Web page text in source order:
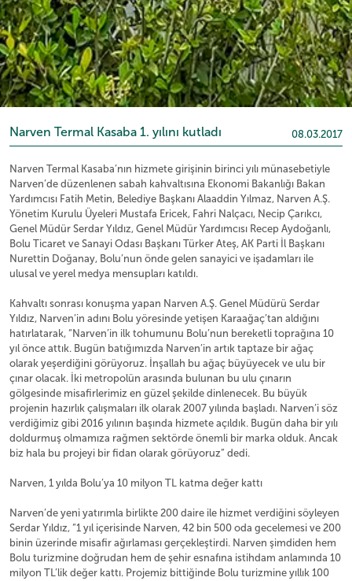
Narven Termal Kasaba 1. yılını kutladı 08.03.2017
Narven Termal Kasaba’nın hizmete girişinin birinci yılı münasebetiyle
Narven’de düzenlenen sabah kahvaltısına Ekonomi Bakanlığı Bakan
Yardımcısı Fatih Metin, Belediye Başkanı Alaaddin Yılmaz, Narven A.Ş.
Yönetim Kurulu Üyeleri Mustafa Ericek, Fahri Nalçacı, Necip Çarıkcı,
Genel Müdür Serdar Yıldız, Genel Müdür Yardımcısı Recep Aydoğanlı,
Bolu Ticaret ve Sanayi Odası Başkanı Türker Ateş, AK Parti İl Başkanı
Nurettin Doğanay, Bolu’nun önde gelen sanayici ve işadamları ile
ulusal ve yerel medya mensupları katıldı.
Kahvaltı sonrası konuşma yapan Narven A.Ş. Genel Müdürü Serdar
Yıldız, Narven’in adını Bolu yöresinde yetişen Karaağaç’tan aldığını
hatırlatarak, “Narven’in ilk tohumunu Bolu’nun bereketli toprağına 10
yıl önce attık. Bugün batığımızda Narven’in artık taptaze bir ağaç
olarak yeşerdiğini görüyoruz. İnşallah bu ağaç büyüyecek ve ulu bir
çınar olacak. İki metropolün arasında bulunan bu ulu çınarın
gölgesinde misafirlerimiz en güzel şekilde dinlenecek. Bu büyük
projenin hazırlık çalışmaları ilk olarak 2007 yılında başladı. Narven’i söz
verdiğimiz gibi 2016 yılının başında hizmete açıldık. Bugün daha bir yılı
doldurmuş olmamıza rağmen sektörde önemli bir marka olduk. Ancak
biz hala bu projeyi bir fidan olarak görüyoruz” dedi.
Narven, 1 yılda Bolu’ya 10 milyon TL katma değer kattı
Narven’de yeni yatırımla birlikte 200 daire ile hizmet verdiğini söyleyen
Serdar Yıldız, “1 yıl içerisinde Narven, 42 bin 500 oda gecelemesi ve 200
binin üzerinde misafir ağırlaması gerçekleştirdi. Narven şimdiden hem
Bolu turizmine doğrudan hem de şehir esnafına istihdam anlamında 10
milyon TL’lik değer kattı. Projemiz bittiğinde Bolu turizmine yıllık 100